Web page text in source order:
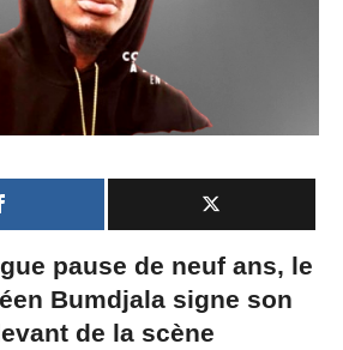
pause de neuf ans, le
Bumdjala signe son
de la scène